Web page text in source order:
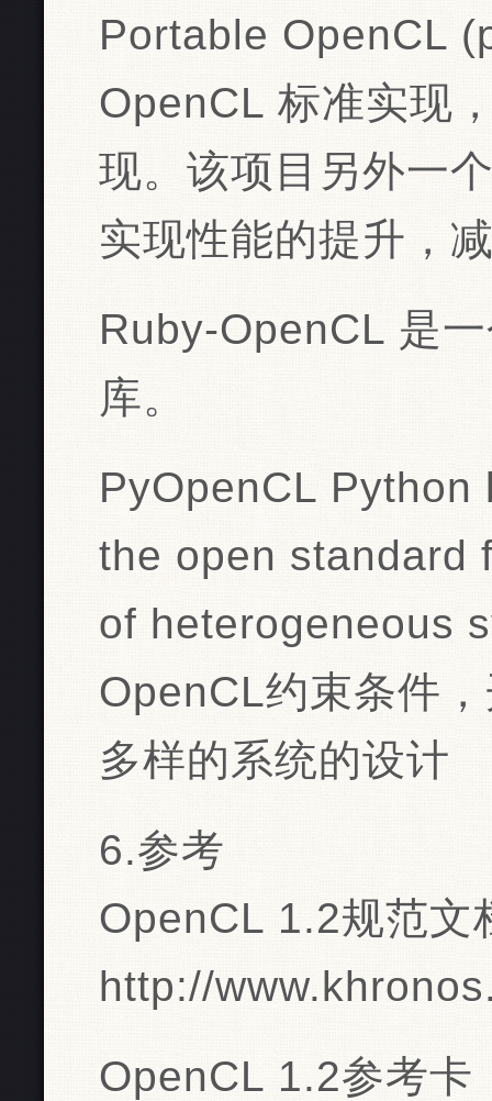
Portable OpenCL
OpenCL 标准实现
现。该项目另外一
实现性能的提升，
Ruby-OpenCL 是
库。
PyOpenCL
the open standard
of heterogeneous
OpenCL约束条件
多样的系统的设计
6.参考
OpenCL 1.2规范文
http://
OpenCL 1.2参考卡